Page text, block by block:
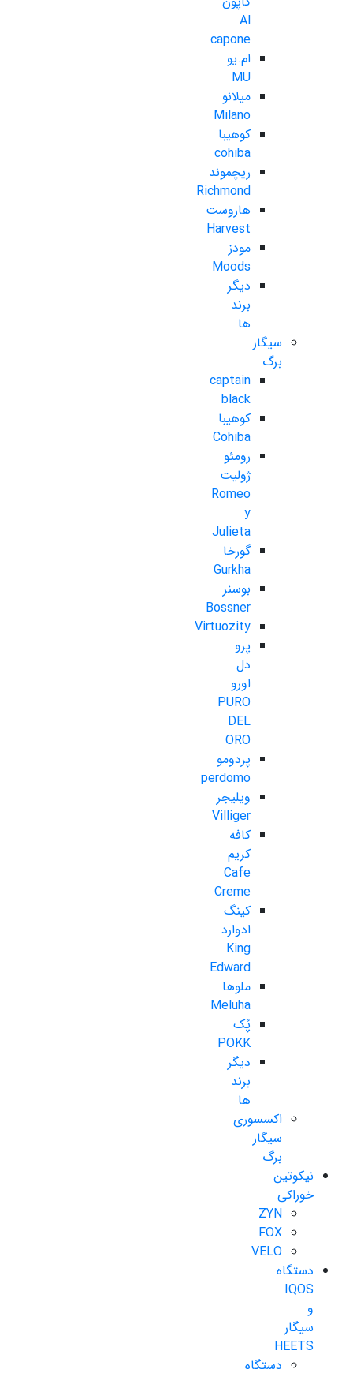
Al
capone
ام.یو
MU
میلانو
Milano
کوهیبا
cohiba
ریچموند
Richmond
هاروست
Harvest
مودز
Moods
دیگر
برند
ها
سیگار
برگ
captain
black
کوهیبا
Cohiba
رومئو
ژولیت
Romeo
y
Julieta
گورخا
Gurkha
بوسنر
Bossner
Virtuozity
پرو
دل
اورو
PURO
DEL
ORO
پردومو
perdomo
ویلیجر
Villiger
کافه
کریم
Cafe
Creme
کینگ
ادوارد
King
Edward
ملوها
Meluha
پُک
POKK
دیگر
برند
ها
اکسسوری
سیگار
برگ
نیکوتین
خوراکی
ZYN
FOX
VELO
دستگاه
IQOS
و
سیگار
HEETS
دستگاه